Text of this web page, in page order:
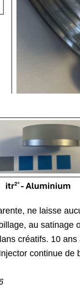
ne laisse
au
créatifs. 10
continue de